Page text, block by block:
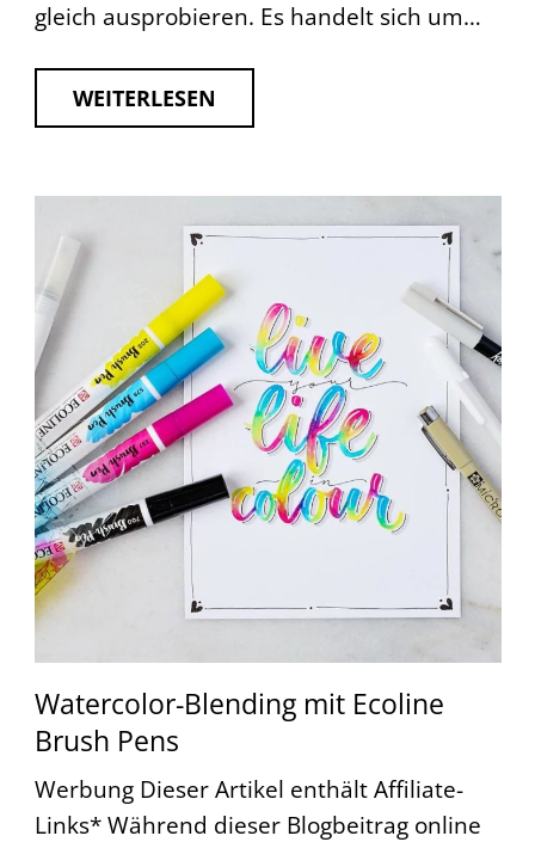
gleich ausprobieren. Es handelt sich um…
WEITERLESEN
Watercolor-Blending mit Ecoline
Brush Pens
Werbung Dieser Artikel enthält Affiliate-
Links* Während dieser Blogbeitrag online